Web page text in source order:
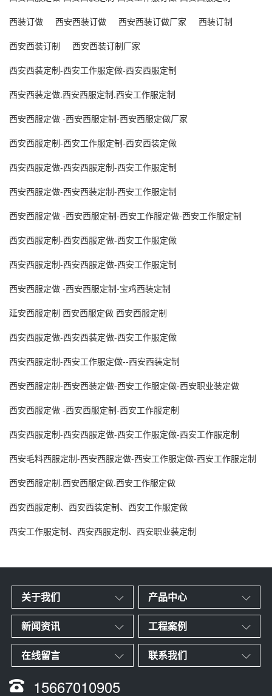
西装订做
西安西装订做 西安西装订做厂家
西装订制
西安西装订制
西安西装订制厂家
西安西装定制-西安工作服定做-西安西服定制
西安西装定做.西安西服定制.西安工作服定制
西安西服定做 -西安西服定制-西安西服定做厂家
西安西服定制-西安工作服定制-西安西装定做
西安西服定做-西安西服定制-西安工作服定制
西安西服定做-西安西装定制-西安工作服定制
西安西服定做 -西安西服定制-西安工作服定做-西安工作服定制
西安西服定制-西安西服定做-西安工作服定做
西安西服定制-西安西服定做-西安工作服定制
西安西服定做 -西安西服定制-宝鸡西装定制
延安西服定制 西安西服定做 西安西服定制
西安西服定做-西安西装定做-西安工作服定做
西安西服定制-西安工作服定做--西安西装定制
西安西服定制-西安西装定做-西安工作服定做-西安职业装定做
西安西服定做 -西安西服定制-西安工作服定制
西安西服定制-西安西服定做-西安工作服定做-西安工作服定制
西安毛料西服定制-西安西服定做-西安工作服定做-西安工作服定制
西安西服定制.西安西服定做.西安工作服定做
西安西服定制、西安西装定制、西安工作服定做
西安工作服定制、西安西服定制、西安职业装定制
关于我们 产品中心
新闻资讯 工程案例
在线留言 联系我们
15667010905